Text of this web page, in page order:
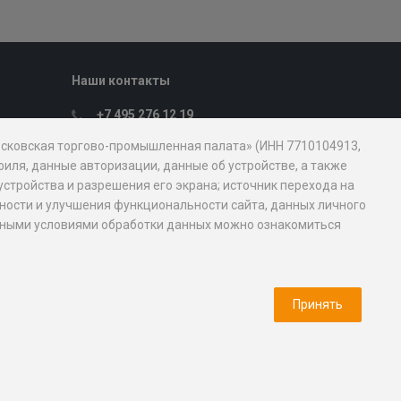
Наши контакты
+7 495 276 12 19
107031, Москва, ул. Петровка, д. 15, стр.
1
mostpp@mostpp.ru
Пресс-служба
торгово-промышленная палата» (ИНН 7710104913,
данные авторизации, данные об устройстве, а также
и разрешения его экрана; источник перехода на
и улучшения функциональности сайта, данных личного
условиями обработки данных можно ознакомиться
Принять